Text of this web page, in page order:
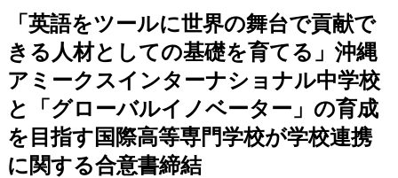
「英語をツールに世界の舞台で貢献で
きる人材としての基礎を育てる」沖縄
アミークスインターナショナル中学校
と「グローバルイノベーター」の育成
を目指す国際高等専門学校が学校連携
に関する合意書締結